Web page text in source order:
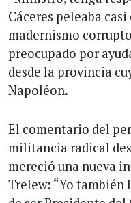
Cáceres peleaba
madernismo
preocupado por
desde la provincia
Napoléon.
El comentario del
militancia radical
mereció una nueva
Trelew: “Yo también